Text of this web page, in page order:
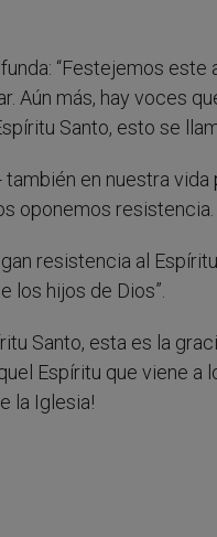
“Festejemos
Aún más, hay voces
Santo, esto se
en nuestra vida
oponemos resistencia.
resistencia al
los hijos de Dios”.
Santo, esta es la
Espíritu que viene
la Iglesia!